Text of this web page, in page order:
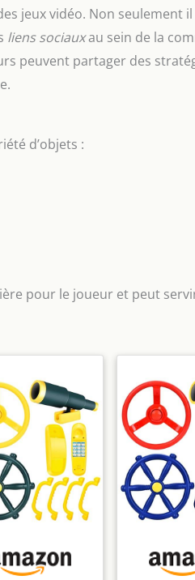
jeux vidéo. Non seulement
liens sociauxau sein de la
peuvent partager des
d’objets :
pour le joueur et peut